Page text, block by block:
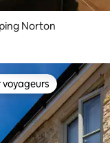
Norton